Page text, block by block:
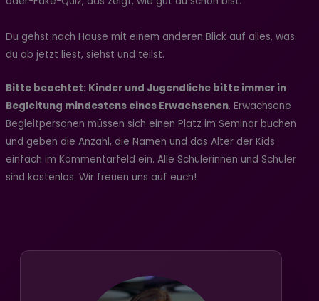
Du gehst nach Hause mit einem anderen Blick auf alles, was
du ab jetzt liest, siehst und teilst.
Bitte beachtet: Kinder und Jugendliche bitte immer in
Begleitung mindestens eines Erwachsenen. Erwachsene
Begleitpersonen müssen sich einen Platz im Seminar buchen
und geben die Anzahl, die Namen und das Alter der Kids
einfach im Kommentarfeld ein. Alle Schülerinnen und Schüler
sind kostenlos. Wir freuen uns auf euch!